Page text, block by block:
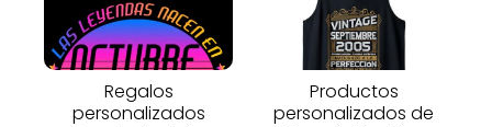
Regalos
personalizados
Productos
personalizados de